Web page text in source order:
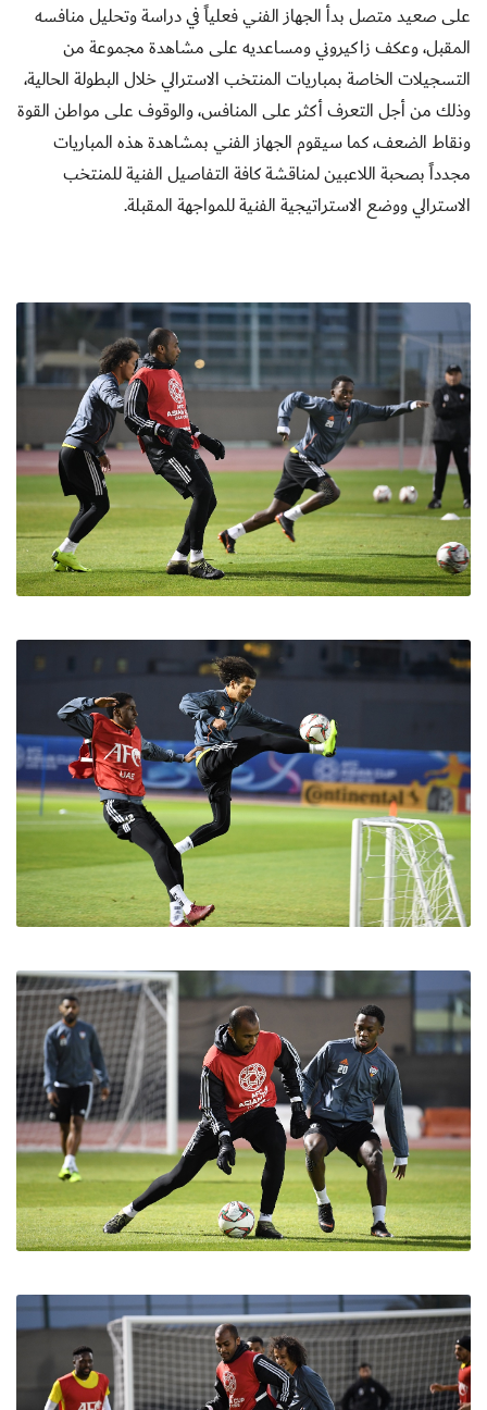
على صعيد متصل بدأ الجهاز الفني فعلياً في دراسة وتحليل منافسه
المقبل، وعكف زاكيروني ومساعديه على مشاهدة مجموعة من
التسجيلات الخاصة بمباريات المنتخب الاسترالي خلال البطولة الحالية،
وذلك من أجل التعرف أكثر على المنافس، والوقوف على مواطن القوة
ونقاط الضعف، كما سيقوم الجهاز الفني بمشاهدة هذه المباريات
مجدداً بصحبة اللاعبين لمناقشة كافة التفاصيل الفنية للمنتخب
الاسترالي ووضع الاستراتيجية الفنية للمواجهة المقبلة.